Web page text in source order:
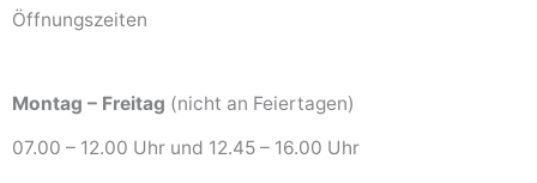
Öffnungszeiten
Montag – Freitag (nicht an Feiertagen)
07.00 – 12.00 Uhr und 12.45 – 16.00 Uhr